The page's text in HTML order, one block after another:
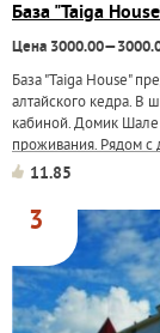
База "Taiga
Цена
База "Taiga House"
алтайского кедра. В
кабиной. Домик
проживания. Рядом с
могут...
11.85
3